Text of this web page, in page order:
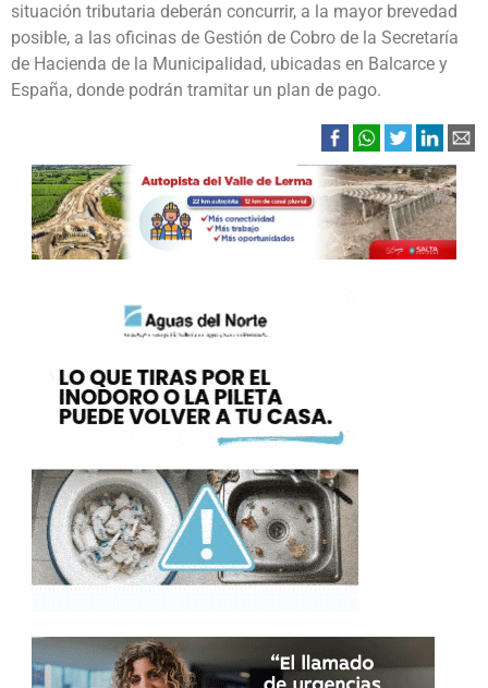
situación tributaria deberán concurrir, a la mayor brevedad
posible, a las oficinas de Gestión de Cobro de la Secretaría
de Hacienda de la Municipalidad, ubicadas en Balcarce y
España, donde podrán tramitar un plan de pago.